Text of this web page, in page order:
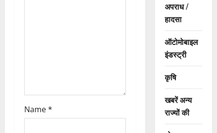
Name*
अपराध /
हादसा
ऑटोमोबाइल
इंडस्ट्री
कृषि
खबरें अन्य
राज्यों की